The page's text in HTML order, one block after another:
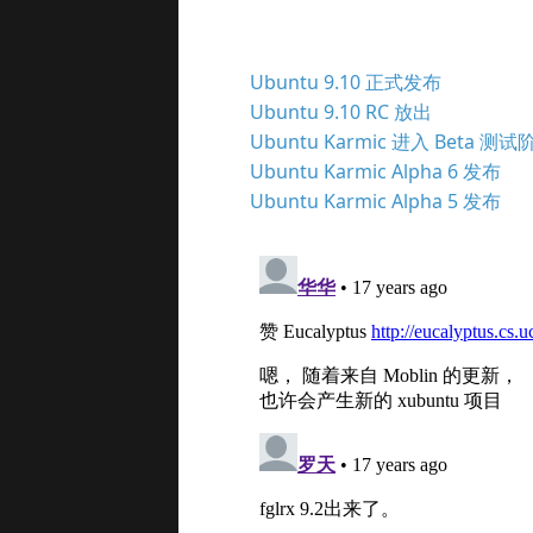
Ubuntu 9.10 正式发布
Ubuntu 9.10 RC 放出
Ubuntu Karmic 进入 Beta 测试
Ubuntu Karmic Alpha 6 发布
Ubuntu Karmic Alpha 5 发布